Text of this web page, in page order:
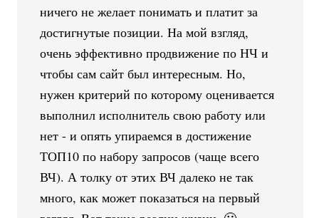
ничего не желает понимать и платит за
достигнутые позиции. На мой взгляд,
очень эффективно продвижение по НЧ и
чтобы сам сайт был интересным. Но,
нужен критерий по которому оценивается
выполнил исполнитель свою работу или
нет - и опять упираемся в достижение
ТОП10 по набору запросов (чаще всего
ВЧ). А толку от этих ВЧ далеко не так
много, как может показаться на первый